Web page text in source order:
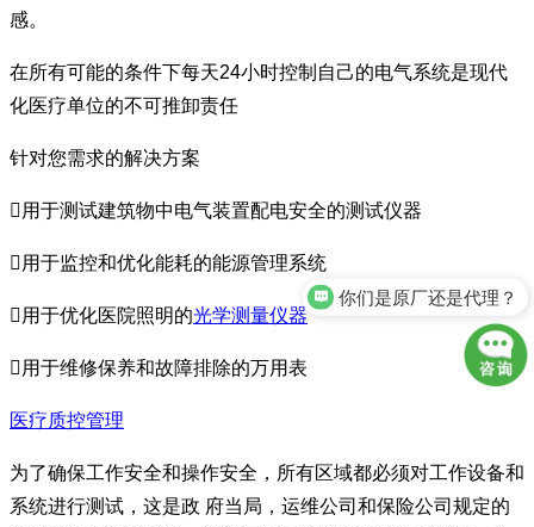
感。
在所有可能的条件下每天24小时控制自己的电气系统是现代
化医疗单位的不可推卸责任
针对您需求的解决方案
用于测试建筑物中电气装置配电安全的测试仪器
用于监控和优化能耗的能源管理系统
用于优化医院照明的光学测量仪器
用于维修保养和故障排除的万用表
医疗质控管理
为了确保工作安全和操作安全，所有区域都必须对工作设备和
系统进行测试，这是政 府当局，运维公司和保险公司规定的
你们是原厂还是代理？